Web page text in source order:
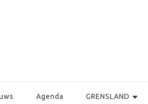
Agenda GRENSLAND